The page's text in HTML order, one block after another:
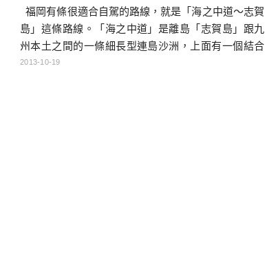
福岡有條很適合自駕的路線，就是「海之中道～志賀
島」這條路線。「海之中道」是離島「志賀島」跟九
州本土之間的一條細長型連島沙洲，上面有一個結合
了動物園、遊樂園、花園、露營地的大型遊樂設施，
2013-10-19